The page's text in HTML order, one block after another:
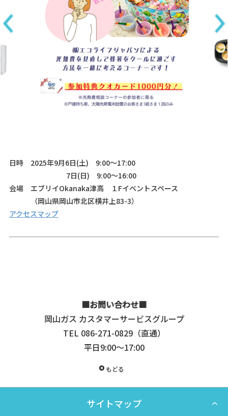
日時 2025年9月6日(土) 9:00～17:00
7日(日) 9:00～16:00
会場 エブリイOkanaka津高 １Fイベントスペース
（岡山県岡山市北区横井上83-3）
アクセスマップ
■お問い合わせ■
岡山ガス カスタマーサービスグループ
TEL 086-271-0829（直通）
平日9:00～17:00
もどる
サイトマップ